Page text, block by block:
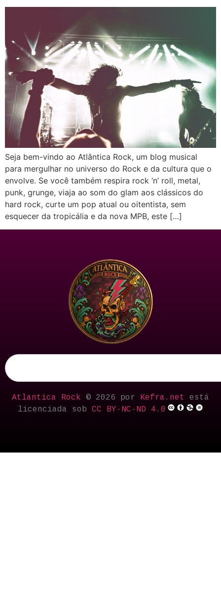
Seja bem-vindo ao Atlântica Rock, um blog musical
para mergulhar no universo do Rock e da cultura que o
envolve. Se você também respira rock ‘n’ roll, metal,
punk, grunge, viaja ao som do glam aos clássicos do
hard rock, curte um pop atual ou oitentista, sem
esquecer da tropicália e da nova MPB, este […]
Atlantica Rock © 2026 por Kefra.net
está
licenciada sob CC BY-NC-ND 4.0